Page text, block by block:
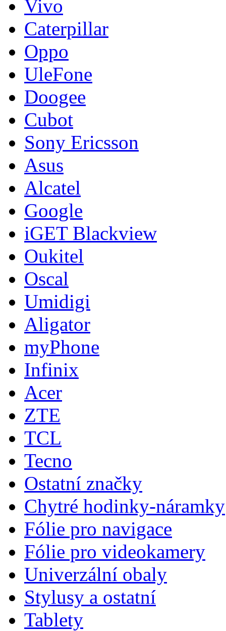
Vivo
Caterpillar
Oppo
UleFone
Doogee
Cubot
Sony Ericsson
Asus
Alcatel
Google
iGET Blackview
Oukitel
Oscal
Umidigi
Aligator
myPhone
Infinix
Acer
ZTE
TCL
Tecno
Ostatní značky
Chytré hodinky-náramky
Fólie pro navigace
Fólie pro videokamery
Univerzální obaly
Stylusy a ostatní
Tablety